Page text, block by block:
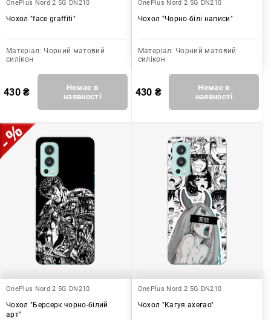
OnePlus Nord 2 5G DN210
Чохол "face graffiti"
Матеріал: Чорний матовий
силікон
430₴
Немає в
наявності
OnePlus Nord 2 5G DN210
Чохол "Чорно-білі написи"
Матеріал: Чорний матовий
силікон
430 ₴
Немає в
наявності
OnePlus Nord 2 5G DN210
Чохол "Берсерк чорно-білий
арт"
OnePlus Nord 2 5G DN210
Чохол "Кагуя ахегао"